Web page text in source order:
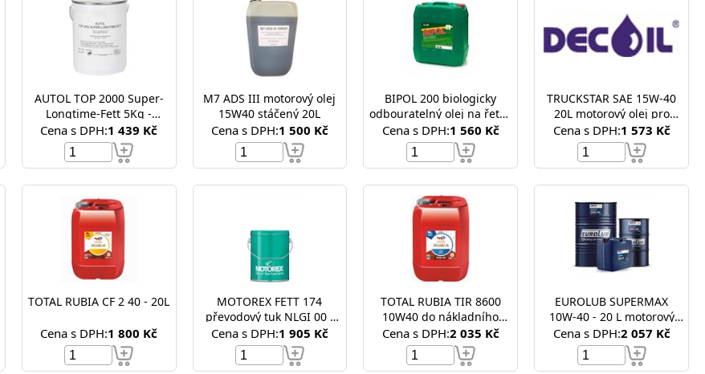
AUTOL TOP 2000 Super-
Longtime-Fett 5Kg -
plastické mazivo, vazelina
Cena s DPH:1 439 Kč
M7 ADS III motorový olej
15W40 stáčený 20L
Cena s DPH:1 500 Kč
BIPOL 200 biologicky
odbouratelný olej na řetěz
motorové pily 20L
Cena s DPH:1 560 Kč
TRUCKSTAR SAE 15W-40
20L motorový olej pro
nákladní vozy
Cena s DPH:1 573 Kč
TOTAL RUBIA CF 2 40 - 20L
Cena s DPH:1 800 Kč
MOTOREX FETT 174
převodový tuk NLGI 00 -
4,5kg
Cena s DPH:1 905 Kč
TOTAL RUBIA TIR 8600
10W40 do nákladního
auta - náhradní obal
Cena s DPH:2 035 Kč
EUROLUB SUPERMAX
10W-40 - 20 L motorový
olej do nákladního auta
228.51 ( stáčený )
Cena s DPH:2 057 Kč